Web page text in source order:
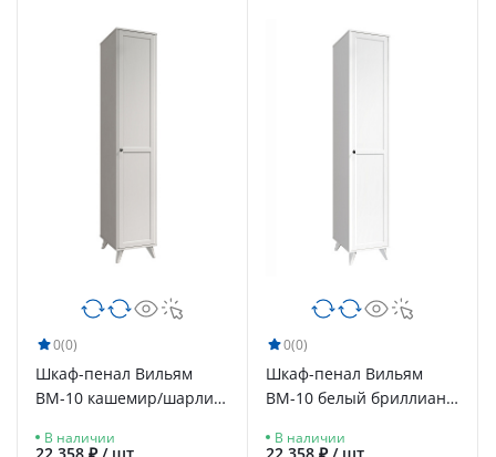
0(0)
Шкаф-пенал Вильям
ВМ-10 кашемир/шарли
В наличии
0(0)
Шкаф-пенал Вильям
ВМ-10 белый бриллиант/
В наличии